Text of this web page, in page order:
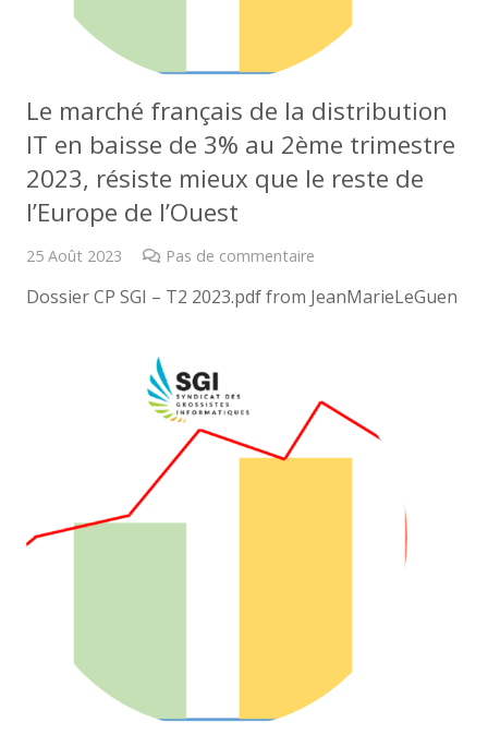
Le marché français de la distribution
IT en baisse de 3% au 2ème trimestre
2023, résiste mieux que le reste de
l’Europe de l’Ouest
25 Août 2023 Pas de commentaire
Dossier CP SGI – T2 2023.pdf from JeanMarieLeGuen